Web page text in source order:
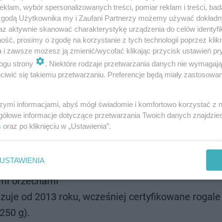
dopuszcza masło)
okruchami ciasta biszkoptowego, masą
w syropie lub kandyzowanymi (czereśnie,
i nakładania masy makowej (między
orzechami
od 2013 roku, wcześniej certyfikowane rogale
g).
wybór spersonalizowanych treści, pomiar reklam i treści,
Użytkownika my i Zaufani Partnerzy możemy używać
aktywnie skanować charakterystykę urządzenia do celów
prosimy o zgodę na korzystanie z tych technologii poprzez
i zawsze możesz ją zmienić/wycofać klikając przycisk ustawień
strony
. Niektóre rodzaje przetwarzania danych nie
się takiemu przetwarzaniu. Preferencje będą miały
informacjami, abyś mógł świadomie i komfortowo korzystać z
informacje dotyczące przetwarzania Twoich danych
oraz po kliknięciu w „Ustawienia”.
USTAWIENIA